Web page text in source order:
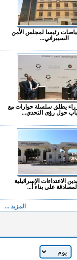
رئيسا لمجلس الأمن
السيبراني...
يطلق سلسلة حوارات مع
حول رؤى التحدي...
الاعتداءات الإسرائيلية
على بناء أ...
المزيد ...